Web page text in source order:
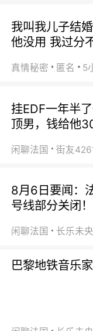
我叫我儿子结
他没用 我过分
真情秘密 匿名 5
挂EDF一年半
顶男，钱给他
闲聊法国
8月6日要闻：
号线部分关闭
闲聊法国
巴黎地铁音乐家